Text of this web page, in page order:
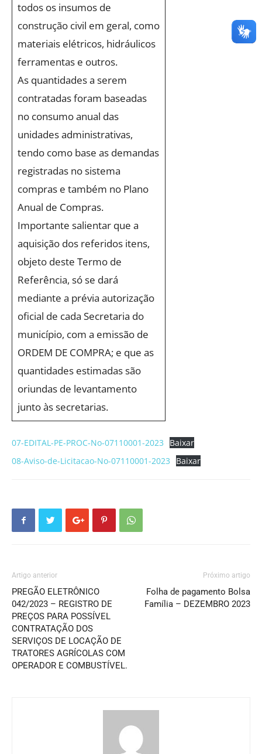
todos os insumos de
construção civil em geral, como
materiais elétricos, hidráulicos
ferramentas e outros.
As quantidades a serem
contratadas foram baseadas
no consumo anual das
unidades administrativas,
tendo como base as demandas
registradas no sistema
compras e também no Plano
Anual de Compras.
Importante salientar que a
aquisição dos referidos itens,
objeto deste Termo de
Referência, só se dará
mediante a prévia autorização
oficial de cada Secretaria do
município, com a emissão de
ORDEM DE COMPRA; e que as
quantidades estimadas são
oriundas de levantamento
junto às secretarias.
07-EDITAL-PE-PROC-No-07110001-2023
Baixar
08-Aviso-de-Licitacao-No-07110001-2023
Baixar
Artigo anterior
PREGÃO ELETRÔNICO
042/2023 – REGISTRO DE
PREÇOS PARA POSSÍVEL
CONTRATAÇÃO DOS
SERVIÇOS DE LOCAÇÃO DE
TRATORES AGRÍCOLAS COM
OPERADOR E COMBUSTÍVEL.
Próximo artigo
Folha de pagamento Bolsa
Família – DEZEMBRO 2023